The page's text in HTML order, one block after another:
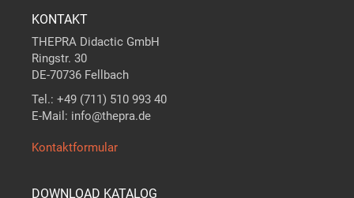
KONTAKT
THEPRA Didactic GmbH
Ringstr. 30
DE-70736 Fellbach
Tel.: +49 (711) 510 993 40
E-Mail: info@thepra.de
Kontaktformular
DOWNLOAD KATALOG